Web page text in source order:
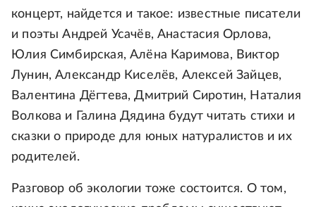
концерт, найдется и такое: известные писатели
и поэты Андрей Усачёв, Анастасия Орлова,
Юлия Симбирская, Алёна Каримова, Виктор
Лунин, Александр Киселёв, Алексей Зайцев,
Валентина Дёгтева, Дмитрий Сиротин, Наталия
Волкова и Галина Дядина будут читать стихи и
сказки о природе для юных натуралистов и их
родителей.
Разговор об экологии тоже состоится. О том,